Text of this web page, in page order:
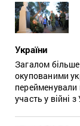
України
Загалом
окупованими
перейменували
участь у війні